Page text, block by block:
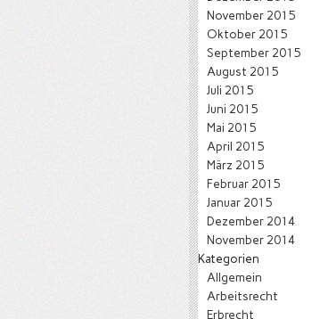
November 2015
Oktober 2015
September 2015
August 2015
Juli 2015
Juni 2015
Mai 2015
April 2015
März 2015
Februar 2015
Januar 2015
Dezember 2014
November 2014
Kategorien
Allgemein
Arbeitsrecht
Erbrecht